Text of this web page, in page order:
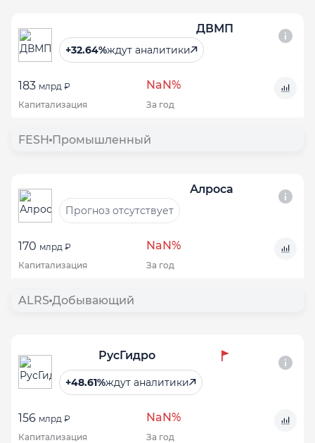
ДВМП
+32.64%ждут аналитики
183 млрд ₽ NaN%
Капитализация За год
FESH Промышленный
Алроса
Прогноз отсутствует
170 млрд ₽ NaN%
Капитализация За год
ALRS Добывающий
РусГидро
+48.61%ждут аналитики
156 млрд ₽ NaN%
Капитализация За год